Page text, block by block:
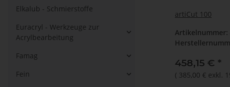
artiCut 100
Artikelnummer:
458,15 € *
( 385,00 € exkl.
Elkalub - Schmierstoffe
Euracryl - Werkzeuge zur
Acrylbearbeitung
Famag
Fein